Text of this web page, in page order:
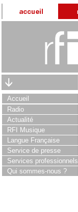
Accueil
Radio
Actualité
RFI Musique
Langue Française
Service de presse
Services professionnels
Qui sommes-nous ?